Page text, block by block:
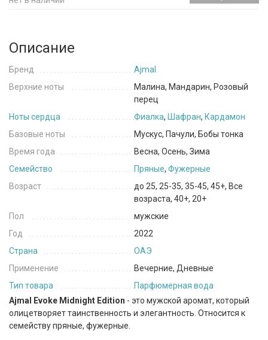
Описание
Бренд
Ajmal
Верхние ноты
Малина, Мандарин, Розовый
перец
Ноты сердца
Фиалка, Шафран, Кардамон
Базовые ноты
Мускус, Пачули, Бобы тонка
Время года
Весна, Осень, Зима
Семейство
Пряные, Фужерные
Возраст
до 25, 25-35, 35-45, 45+, Все
возраста, 40+, 20+
Пол
мужские
Год
2022
Страна
ОАЭ
Применение
Вечерние, Дневные
Тип товара
Парфюмерная вода
Ajmal Evoke Midnight Edition - это мужской аромат, который
олицетворяет таинственность и элегантность. Относится к
семейству пряные, фужерные.